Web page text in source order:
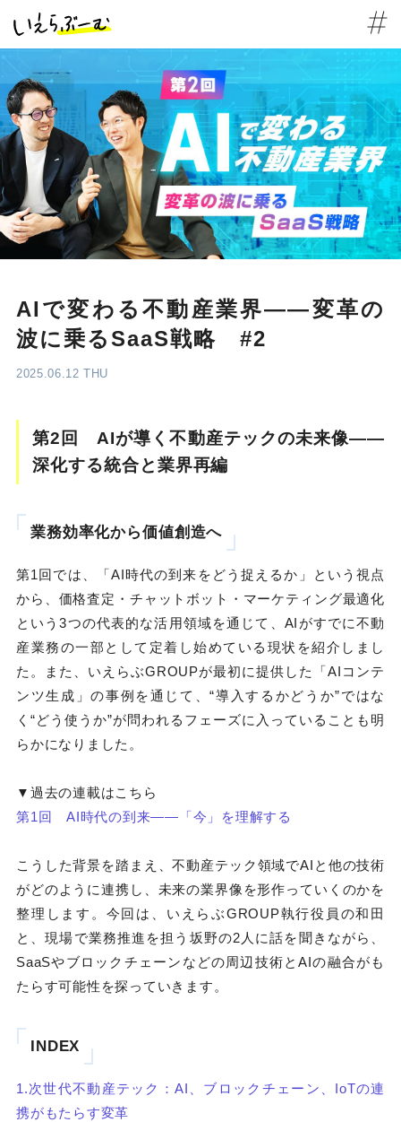
AIで変わる不動産業界――変革の
波に乗るSaaS戦略 #2
2025.06.12 THU
第2回 AIが導く不動産テックの未来像――
深化する統合と業界再編
業務効率化から価値創造へ
第1回では、「AI時代の到来をどう捉えるか」という視点
から、価格査定・チャットボット・マーケティング最適化
という3つの代表的な活用領域を通じて、AIがすでに不動
産業務の一部として定着し始めている現状を紹介しまし
た。また、いえらぶGROUPが最初に提供した「AIコンテ
ンツ生成」の事例を通じて、“導入するかどうか”ではな
く“どう使うか”が問われるフェーズに入っていることも明
らかになりました。
▼過去の連載はこちら
第1回 AI時代の到来――「今」を理解する
こうした背景を踏まえ、不動産テック領域でAIと他の技術
がどのように連携し、未来の業界像を形作っていくのかを
整理します。今回は、いえらぶGROUP執行役員の和田
と、現場で業務推進を担う坂野の2人に話を聞きながら、
SaaSやブロックチェーンなどの周辺技術とAIの融合がも
たらす可能性を探っていきます。
INDEX
1.次世代不動産テック：AI、ブロックチェーン、IoTの連
携がもたらす変革